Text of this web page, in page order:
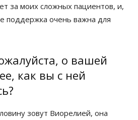
за моих сложных пациентов, и,
поддержка очень важна для
о вашей
как вы с ней
зовут Виорелией, она